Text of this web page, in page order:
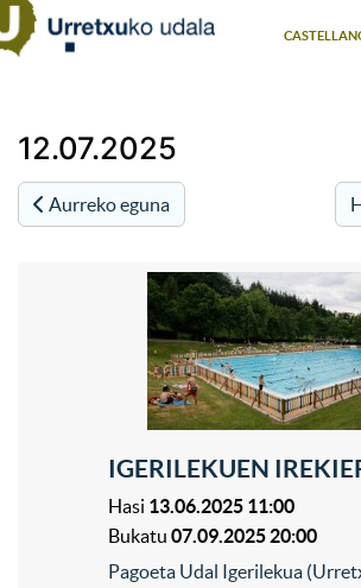
12.07.2025
Aurreko eguna
IGERILEKUEN
Hasi 13.06.2025 11:00
Bukatu 07.09.2025 20:00
Pagoeta Udal Igerilekua